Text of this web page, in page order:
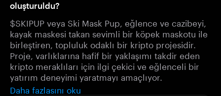
oluşturuldu?
$SKIPUP veya Ski Mask Pup, eğlence ve cazibeyi,
kayak maskesi takan sevimli bir köpek maskotu ile
birleştiren, topluluk odaklı bir kripto projesidir.
Proje, varlıklarına hafif bir yaklaşımı takdir eden
kripto meraklıları için ilgi çekici ve eğlenceli bir
yatırım deneyimi yaratmayı amaçlıyor.
Daha fazlasını oku